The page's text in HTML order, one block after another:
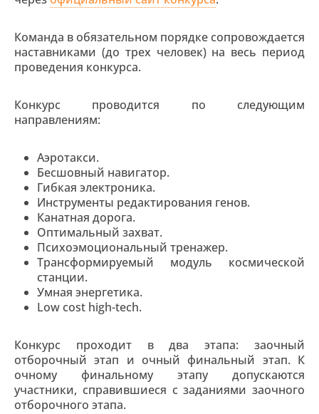
Команда в обязательном порядке сопровождается
наставниками (до трех человек) на весь период
проведения конкурса.
Конкурс проводится по следующим
направлениям:
Аэротакси.
Бесшовный навигатор.
Гибкая электроника.
Инструменты редактирования генов.
Канатная дорога.
Оптимальный захват.
Психоэмоциональный тренажер.
Трансформируемый модуль космической
станции.
Умная энергетика.
Low cost high-tech.
Конкурс проходит в два этапа: заочный
отборочный этап и очный финальный этап. К
очному финальному этапу допускаются
участники, справившиеся с заданиями заочного
отборочного этапа.